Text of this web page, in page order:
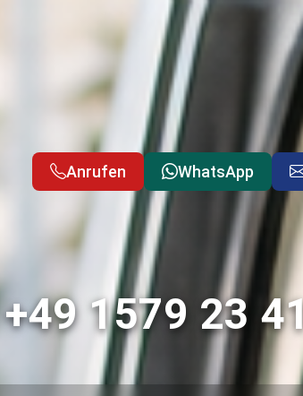
Anrufen WhatsApp
+49 1579 23